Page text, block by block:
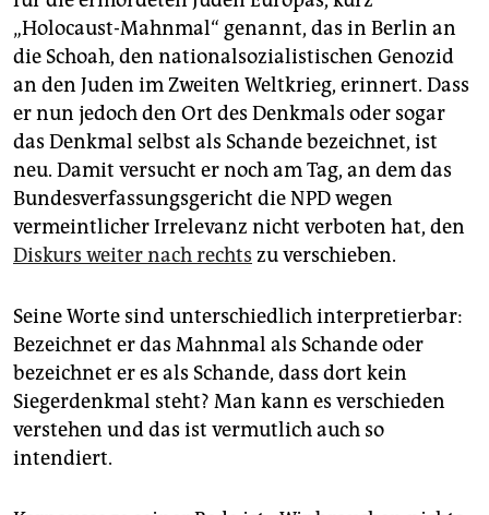
„Holocaust-Mahnmal“ genannt, das in Berlin an
die Schoah, den nationalsozialistischen Genozid
an den Juden im Zweiten Weltkrieg, erinnert. Dass
er nun jedoch den Ort des Denkmals oder sogar
das Denkmal selbst als Schande bezeichnet, ist
neu. Damit versucht er noch am Tag, an dem das
Bundesverfassungsgericht die NPD wegen
vermeintlicher Irrelevanz nicht verboten hat, den
Diskurs weiter nach rechts zu verschieben.
Seine Worte sind unterschiedlich interpretierbar:
Bezeichnet er das Mahnmal als Schande oder
bezeichnet er es als Schande, dass dort kein
Siegerdenkmal steht? Man kann es verschieden
verstehen und das ist vermutlich auch so
intendiert.